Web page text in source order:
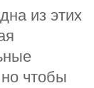
из этих
чтобы